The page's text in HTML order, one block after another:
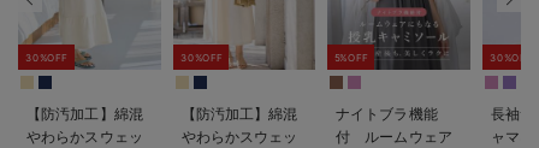
30%OFF
【防汚加工】綿混
やわらかスウェッ
30%OFF
【防汚加工】綿混
やわらかスウェッ
5%OFF
ナイトブラ機能
付 ルームウェア
30%OFF
長袖サ
ャマ